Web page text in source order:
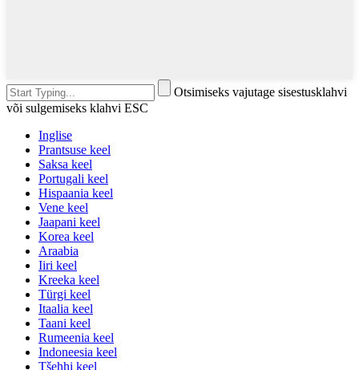
Otsimiseks vajutage sisestusklahvi
või sulgemiseks klahvi ESC
Inglise
Prantsuse keel
Saksa keel
Portugali keel
Hispaania keel
Vene keel
Jaapani keel
Korea keel
Araabia
Iiri keel
Kreeka keel
Türgi keel
Itaalia keel
Taani keel
Rumeenia keel
Indoneesia keel
Tšehhi keel